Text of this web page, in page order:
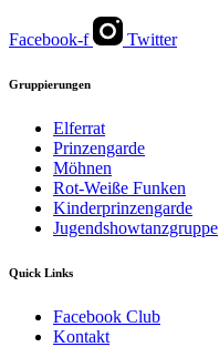
Facebook-f Twitter
Gruppierungen
Elferrat
Prinzengarde
Möhnen
Rot-Weiße Funken
Kinderprinzengarde
Jugendshowtanzgruppe
Quick Links
Facebook Club
Kontakt